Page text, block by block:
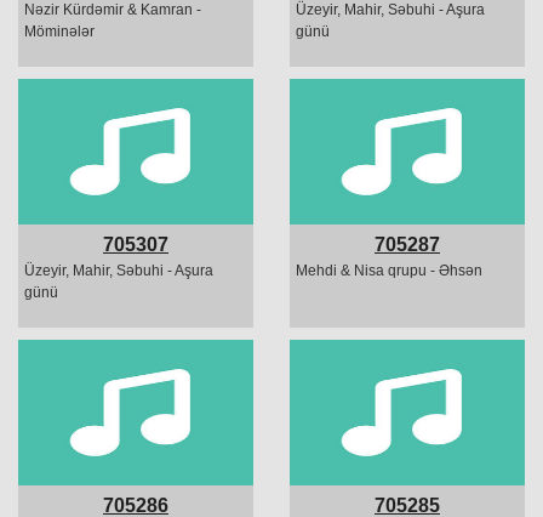
Nəzir Kürdəmir & Kamran -
Möminələr
Üzeyir, Mahir, Səbuhi - Aşura
günü
705307
Üzeyir, Mahir, Səbuhi - Aşura
günü
705287
Mehdi & Nisa qrupu - Əhsən
705286 705285